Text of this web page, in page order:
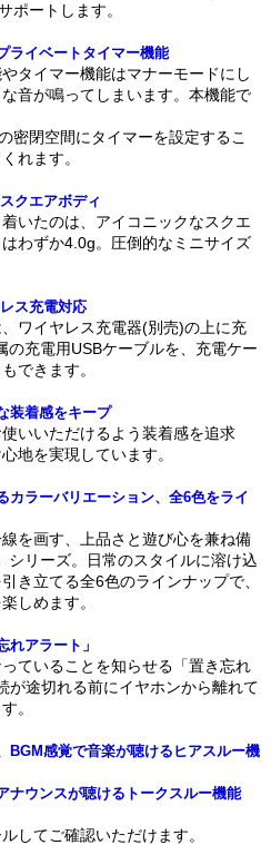
ポートします。
ライベートタイマー機能
タイマー機能はマナーモードにし
音が鳴ってしまいます。本機能で
密閉空間にタイマーを設定するこ
れます。
クエアボディ
いたのは、アイコニックなスクエ
わずか4.0g。圧倒的なミニサイズ
ス充電対応
ワイヤレス充電器(別売)の上に充
の充電用USBケーブルを、充電ケー
できます。
装着感をキープ
いいただけるよう装着感を追求
地を実現しています。
カラーバリエーション、全6色をライ
を画す、上品さと遊び心を兼ね備
シリーズ。日常のスタイルに溶け込
き立てる全6色のラインナップで、
しめます。
アラート」
ていることを知らせる「置き忘れ
が途切れる前にイヤホンから離れて
。
BGM感覚で音楽が聴けるヒアスルー機
ナウンスが聴けるトークスルー機能
してご確認いただけます。